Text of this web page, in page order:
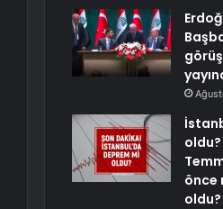
oldu?
önce
oldu?